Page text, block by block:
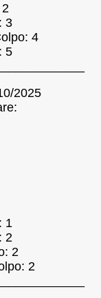
3
4
5
2025
1
2
2
2